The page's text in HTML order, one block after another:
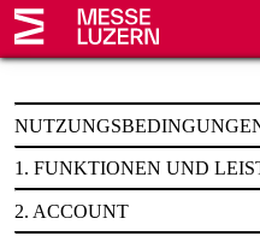
1. FUNKTIONEN UND
2. ACCOUNT